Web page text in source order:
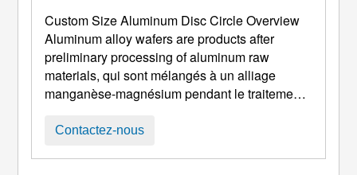
Custom Size Aluminum Disc Circle Overview
Aluminum alloy wafers are products after
preliminary processing of aluminum raw
materials, qui sont mélangés à un alliage
manganèse-magnésium pendant le traitement
caractéristiques de l'alliage. En tant qu'alliage
Contactez-nous